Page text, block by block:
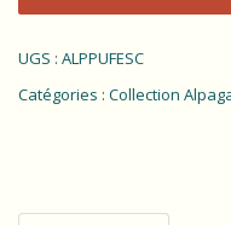
UGS : ALPPUFESC
Catégories : Collection